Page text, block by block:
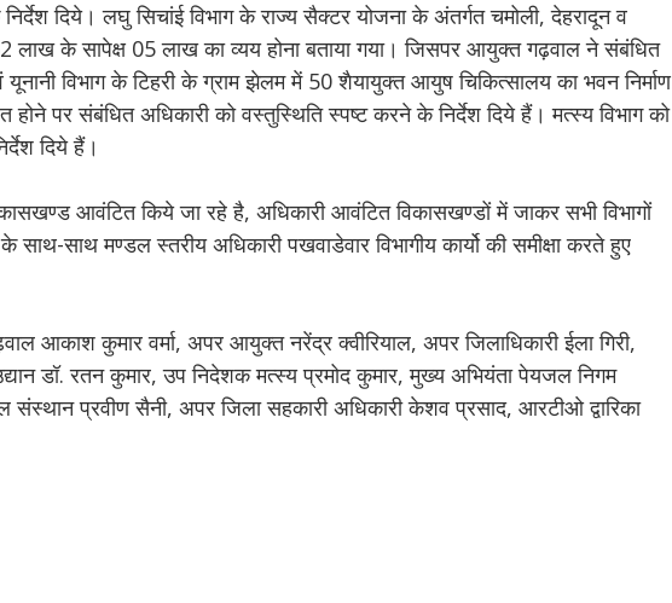
दिये। लघु सिचांई विभाग के राज्य सैक्टर योजना के अंतर्गत चमोली, देहरादून व
52 लाख के सापेक्ष 05 लाख का व्यय होना बताया गया। जिसपर आयुक्त गढ़वाल ने संबंधित
विभाग के टिहरी के ग्राम झेलम में 50 शैयायुक्त आयुष चिकित्सालय का भवन निर्माण
होने पर संबंधित अधिकारी को वस्तुस्थिति स्पष्ट करने के निर्देश दिये हैं। मत्स्य विभाग को
दिये हैं।
आवंटित किये जा रहे है, अधिकारी आवंटित विकासखण्डों में जाकर सभी विभागों
साथ-साथ मण्डल स्तरीय अधिकारी पखवाडेवार विभागीय कार्यो की समीक्षा करते हुए
आकाश कुमार वर्मा, अपर आयुक्त नरेंद्र क्वीरियाल, अपर जिलाधिकारी ईला गिरी,
डॉ. रतन कुमार, उप निदेशक मत्स्य प्रमोद कुमार, मुख्य अभियंता पेयजल निगम
संस्थान प्रवीण सैनी, अपर जिला सहकारी अधिकारी केशव प्रसाद, आरटीओ द्वारिका